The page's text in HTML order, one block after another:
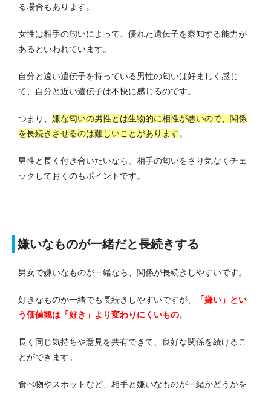
る場合もあります。
女性は相手の匂いによって、優れた遺伝子を察知する能力が
あるといわれています。
自分と遠い遺伝子を持っている男性の匂いは好ましく感じ
て、自分と近い遺伝子は不快に感じるのです。
つまり、 嫌な匂いの男性とは生物的に相性が悪いので、関係
を長続きさせるのは難しいことがあります。
男性と長く付き合いたいなら、相手の匂いをさり気なくチェ
ックしておくのもポイントです。
嫌いなものが一緒だと長続きする
男女で嫌いなものが一緒なら、関係が長続きしやすいです。
好きなものが一緒でも長続きしやすいですが、
「嫌い」とい
う価値観は「好き」より変わりにくいもの。
長く同じ気持ちや意見を共有できて、良好な関係を続けるこ
とができます。
食べ物やスポットなど、相手と嫌いなものが一緒かどうかを